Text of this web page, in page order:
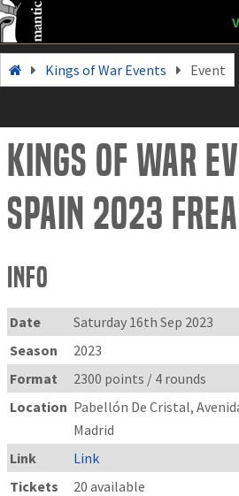
V
Kings of War Events Event
Kings of War
SPAIN 2023
Info
Date
Saturday 16th Sep 2023
Season
2023
Format
2300 points / 4 rounds
Location Pabellón De Cristal,
Madrid
Link
Link
Tickets
20 available